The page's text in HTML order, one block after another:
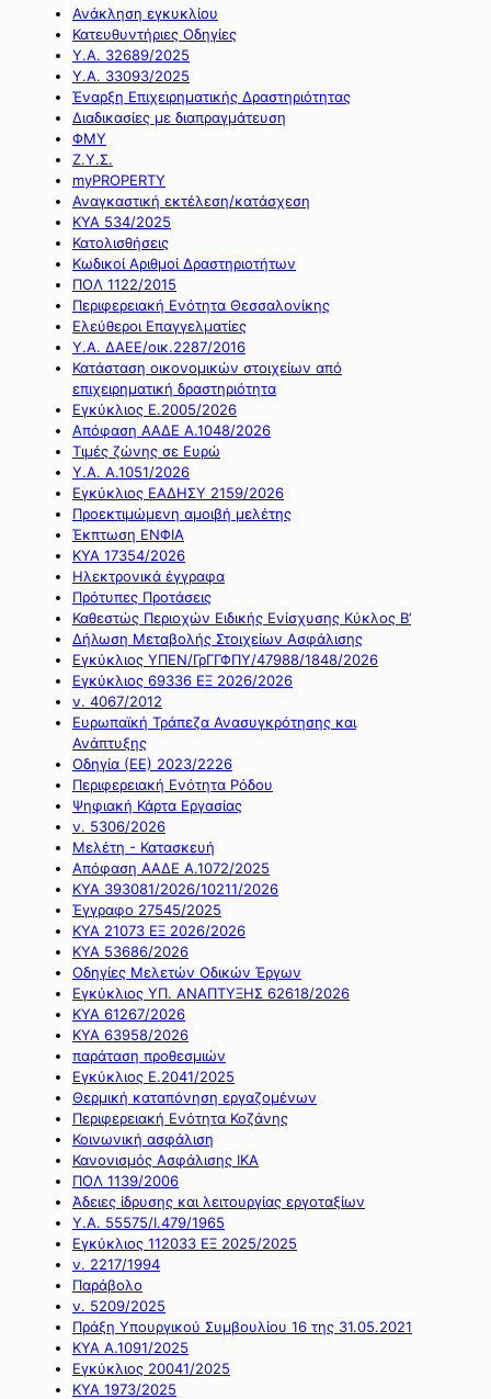
Ανάκληση εγκυκλίου
Κατευθυντήριες Οδηγίες
Υ.Α. 32689/2025
Υ.Α. 33093/2025
Έναρξη Επιχειρηματικής Δραστηριότητας
Διαδικασίες με διαπραγμάτευση
ΦΜΥ
Ζ.Υ.Σ.
myPROPERTY
Αναγκαστική εκτέλεση/κατάσχεση
ΚΥΑ 534/2025
Κατολισθήσεις
Κωδικοί Αριθμοί Δραστηριοτήτων
ΠΟΛ 1122/2015
Περιφερειακή Ενότητα Θεσσαλονίκης
Ελεύθεροι Επαγγελματίες
Υ.Α. ΔΑΕΕ/οικ.2287/2016
Κατάσταση οικονομικών στοιχείων από
επιχειρηματική δραστηριότητα
Εγκύκλιος Ε.2005/2026
Απόφαση ΑΑΔΕ Α.1048/2026
Τιμές ζώνης σε Ευρώ
Υ.Α. Α.1051/2026
Εγκύκλιος ΕΑΔΗΣΥ 2159/2026
Προεκτιμώμενη αμοιβή μελέτης
Έκπτωση ΕΝΦΙΑ
ΚΥΑ 17354/2026
Ηλεκτρονικά έγγραφα
Πρότυπες Προτάσεις
Καθεστώς Περιοχών Ειδικής Ενίσχυσης Κύκλος Β’
Δήλωση Μεταβολής Στοιχείων Ασφάλισης
Εγκύκλιος ΥΠΕΝ/ΓρΓΓΦΠΥ/47988/1848/2026
Εγκύκλιος 69336 ΕΞ 2026/2026
ν. 4067/2012
Ευρωπαϊκή Τράπεζα Ανασυγκρότησης και
Ανάπτυξης
Οδηγία (ΕΕ) 2023/2226
Περιφερειακή Ενότητα Ρόδου
Ψηφιακή Κάρτα Εργασίας
ν. 5306/2026
Μελέτη - Κατασκευή
Απόφαση ΑΑΔΕ Α.1072/2025
ΚΥΑ 393081/2026/10211/2026
Έγγραφο 27545/2025
ΚΥΑ 21073 ΕΞ 2026/2026
ΚΥΑ 53686/2026
Οδηγίες Μελετών Οδικών Έργων
Εγκύκλιος ΥΠ. ΑΝΑΠΤΥΞΗΣ 62618/2026
ΚΥΑ 61267/2026
ΚΥΑ 63958/2026
παράταση προθεσμιών
Εγκύκλιος Ε.2041/2025
Θερμική καταπόνηση εργαζομένων
Περιφερειακή Ενότητα Κοζάνης
Κοινωνική ασφάλιση
Κανονισμός Ασφάλισης ΙΚΑ
ΠΟΛ 1139/2006
Άδειες ίδρυσης και λειτουργίας εργοταξίων
Υ.Α. 55575/Ι.479/1965
Εγκύκλιος 112033 ΕΞ 2025/2025
ν. 2217/1994
Παράβολο
ν. 5209/2025
Πράξη Υπουργικού Συμβουλίου 16 της 31.05.2021
ΚΥΑ Α.1091/2025
Εγκύκλιος 20041/2025
ΚΥΑ 1973/2025